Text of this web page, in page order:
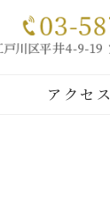
アクセス